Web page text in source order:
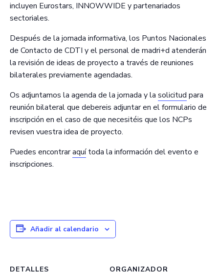
incluyen Eurostars, INNOWWIDE y partenariados
sectoriales.
Después de la jornada informativa, los Puntos Nacionales
de Contacto de CDTI y el personal de madri+d atenderán
la revisión de ideas de proyecto a través de reuniones
bilaterales previamente agendadas.
Os adjuntamos la agenda de la jornada y la solicitud para
reunión bilateral que debereis adjuntar en el formulario de
inscripción en el caso de que necesitéis que los NCPs
revisen vuestra idea de proyecto.
Puedes encontraraquítoda la información del evento e
inscripciones.
Añadir al calendario
DETALLES
ORGANIZADOR